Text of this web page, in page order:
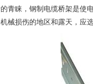
青睐，钢制电缆桥架是使
械损伤的地区和露天，应